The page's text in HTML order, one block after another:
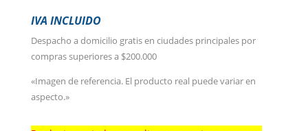
IVA INCLUIDO
Despacho a domicilio gratis en ciudades principales por
compras superiores a $200.000
«Imagen de referencia. El producto real puede variar en
aspecto.»